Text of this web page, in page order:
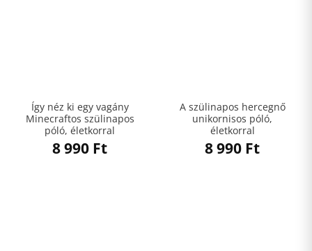
Így néz ki egy vagány
Minecraftos szülinapos
póló, életkorral
8 990 Ft
A szülinapos hercegnő
unikornisos póló,
életkorral
8 990 Ft